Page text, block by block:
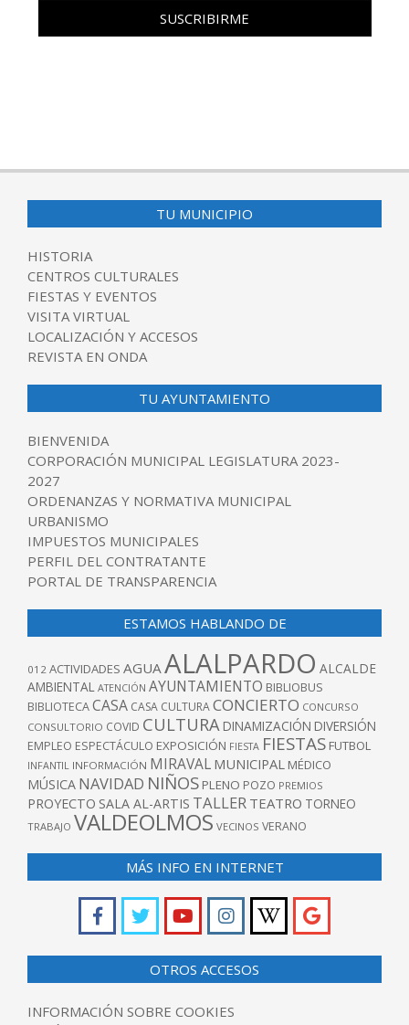
TU MUNICIPIO
HISTORIA
CENTROS CULTURALES
FIESTAS Y EVENTOS
VISITA VIRTUAL
LOCALIZACIÓN Y ACCESOS
REVISTA EN ONDA
TU AYUNTAMIENTO
BIENVENIDA
CORPORACIÓN MUNICIPAL LEGISLATURA 2023-
2027
ORDENANZAS Y NORMATIVA MUNICIPAL
URBANISMO
IMPUESTOS MUNICIPALES
PERFIL DEL CONTRATANTE
PORTAL DE TRANSPARENCIA
ESTAMOS HABLANDO DE
012 ACTIVIDADES AGUAALALPARDO ALCALDE
AMBIENTAL ATENCIÓN AYUNTAMIENTO BIBLIOBUS
BIBLIOTECACASA CASA CULTURACONCIERTO CONCURSO
CONSULTORIO COVID CULTURA DINAMIZACIÓN DIVERSIÓN
EMPLEO ESPECTÁCULO EXPOSICIÓN FIESTA FIESTAS FUTBOL
INFANTIL INFORMACIÓN MIRAVAL MUNICIPAL MÉDICO
MÚSICA NAVIDAD NIÑOS PLENO POZO PREMIOS
PROYECTO SALA AL-ARTIS TALLER TEATRO TORNEO
TRABAJO VALDEOLMOS VECINOS VERANO
MÁS INFO EN INTERNET
OTROS ACCESOS
INFORMACIÓN SOBRE COOKIES